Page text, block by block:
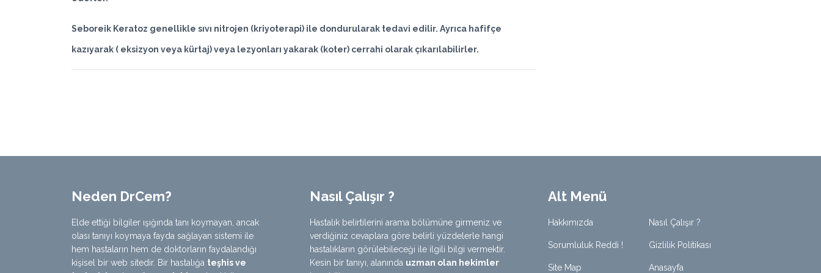
Seboreik Keratoz genellikle sıvı nitrojen (kriyoterapi) ile dondurularak tedavi edilir. Ayrıca hafifçe
kazıyarak ( eksizyon veya kürtaj) veya lezyonları yakarak (koter) cerrahi olarak çıkarılabilirler.
Neden DrCem?
Elde ettiği bilgiler ışığında tanı koymayan, ancak
olası tanıyı koymaya fayda sağlayan sistemi ile
hem hastaların hem de doktorların faydalandığı
kişisel bir web sitedir. Bir hastalığa teşhis ve
Nasıl Çalışır ?
Hastalık belirtilerini arama bölümüne girmeniz ve
verdiğiniz cevaplara göre belirli yüzdelerle hangi
hastalıkların görülebileceği ile ilgili bilgi vermektir.
Kesin bir tanıyı, alanında uzman olan hekimler
Alt Menü
Hakkımızda Nasıl Çalışır ?
Sorumluluk Reddi ! Gizlilik Politikası
Site Map Anasayfa